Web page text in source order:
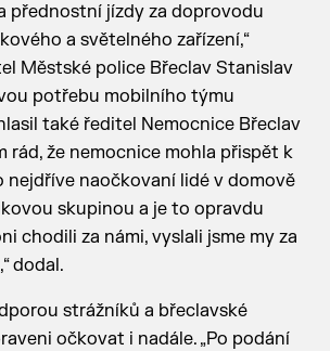
přednostní jízdy za doprovodu
a světelného zařízení,“
Městské police Břeclav Stanislav
potřebu mobilního týmu
také ředitel Nemocnice Břeclav
rád, že nemocnice mohla přispět k
nejdříve naočkovaní lidé v domově
skupinou a je to opravdu
chodili za námi, vyslali jsme my za
dodal.
strážníků a břeclavské
očkovat i nadále. „Po podání